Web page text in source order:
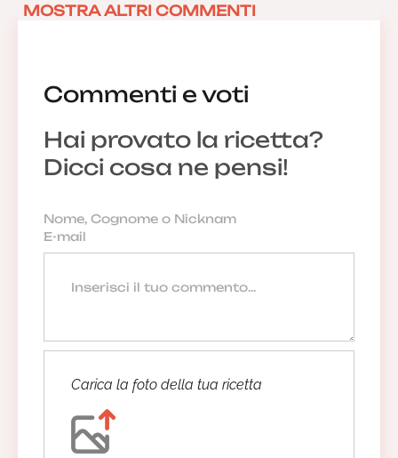
Commenti e voti
Hai provato la ricetta?
Dicci cosa ne pensi!
Carica la foto della tua ricetta
MOSTRA ALTRI COMMENTI